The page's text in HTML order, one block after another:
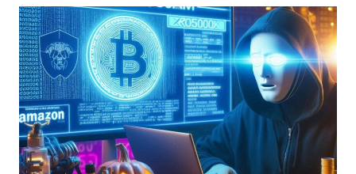
ELLE
LES
STRATÉGIES
DE
TRADING
QUANTITATIF
ET
DE
HEDGE
FUNDS